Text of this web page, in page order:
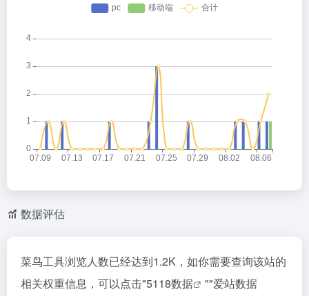
数据评估
菜鸟工具浏览人数已经达到1.2K，如你需要查询该站的
相关权重信息，可以点击"5118数据 ""爱站数据